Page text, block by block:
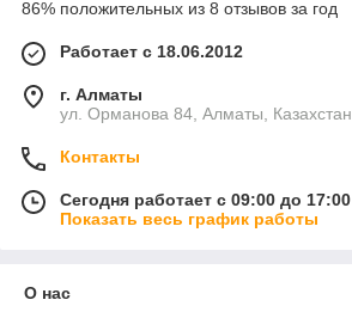
86% положительных из 8 отзывов за год
Работает с 18.06.2012
г. Алматы
ул. Орманова 84, Алматы, Казахстан
Контакты
Сегодня работает с 09:00 до 17:00
Показать весь график работы
О нас